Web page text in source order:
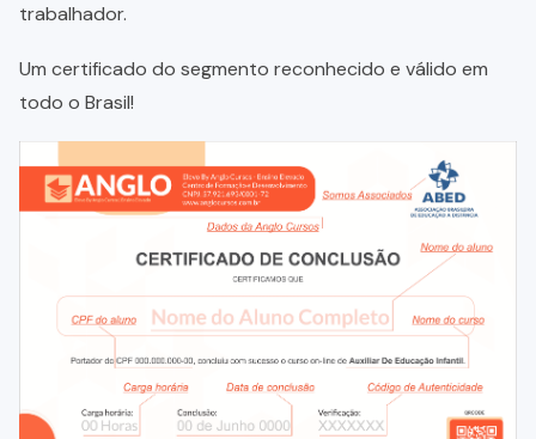
trabalhador.
Um certificado do segmento reconhecido e válido em
todo o Brasil!